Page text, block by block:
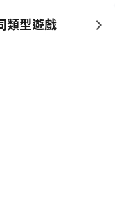
型遊戲 to